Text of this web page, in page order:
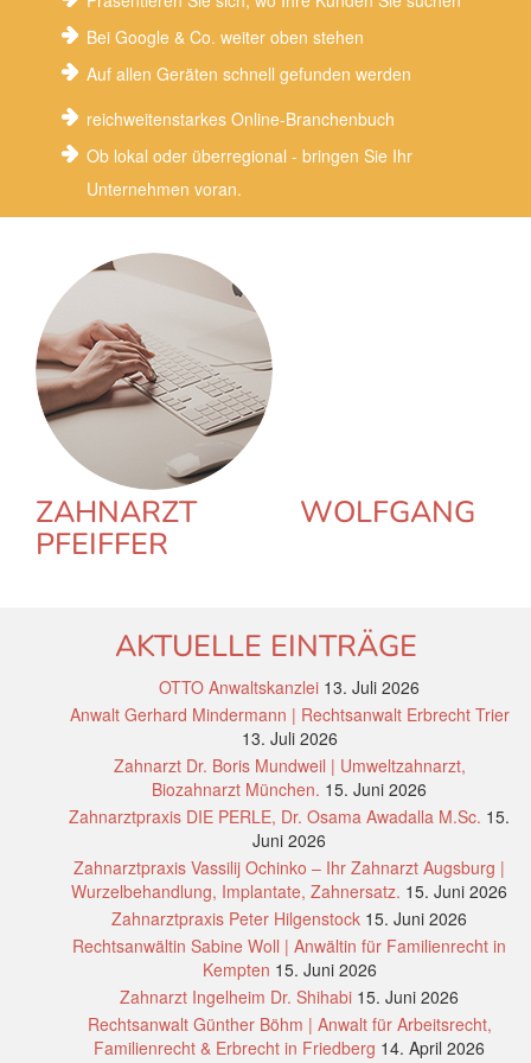
Bei Google & Co. weiter oben stehen
Auf allen Geräten schnell gefunden werden
reichweitenstarkes Online-Branchenbuch
Ob lokal oder überregional - bringen Sie Ihr
Unternehmen voran.
ZAHNARZT WOLFGANG
PFEIFFER
AKTUELLE EINTRÄGE
OTTO Anwaltskanzlei 13. Juli 2026
Anwalt Gerhard Mindermann | Rechtsanwalt Erbrecht Trier
13. Juli 2026
Zahnarzt Dr. Boris Mundweil | Umweltzahnarzt,
Biozahnarzt München. 15. Juni 2026
Zahnarztpraxis DIE PERLE, Dr. Osama Awadalla M.Sc. 15.
Juni 2026
Zahnarztpraxis Vassilij Ochinko – Ihr Zahnarzt Augsburg |
Wurzelbehandlung, Implantate, Zahnersatz. 15. Juni 2026
Zahnarztpraxis Peter Hilgenstock 15. Juni 2026
Rechtsanwältin Sabine Woll | Anwältin für Familienrecht in
Kempten 15. Juni 2026
Zahnarzt Ingelheim Dr. Shihabi 15. Juni 2026
Rechtsanwalt Günther Böhm | Anwalt für Arbeitsrecht,
Familienrecht & Erbrecht in Friedberg 14. April 2026